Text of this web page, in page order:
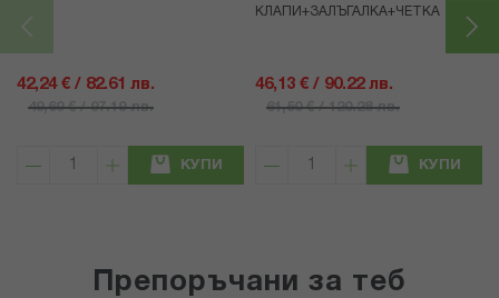
42,24 € / 82.61 лв.
49,69 € / 97.19 лв.
КУПИ
КЛАПИ+ЗАЛЪГАЛКА+ЧЕТКА
46,13 € / 90.22 лв.
61,50 € / 120.28 лв.
КУПИ
Препоръчани за теб